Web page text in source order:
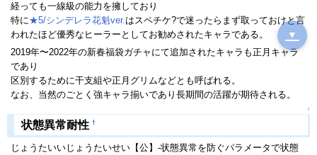
経っても一線級の能力を擁しており
特に★5/シンデレラ花魁ver.はスペチケ?で迷ったらまず取っておけと言
われたほど優秀なヒーラーとしてお勧めされたキャラである。
2019年〜2022年の新春福袋ガチャにて追加されたキャラも正月キャラ
であり
区別するために干支組や正月グリムなどとも呼ばれる。
なお、当然のごとく強キャラ揃いであり長期間の活躍が期待される。
↑
状態異常耐性 †
じょうたいいじょうたいせい【公】-状態異常を防ぐパラメータで状態
▼